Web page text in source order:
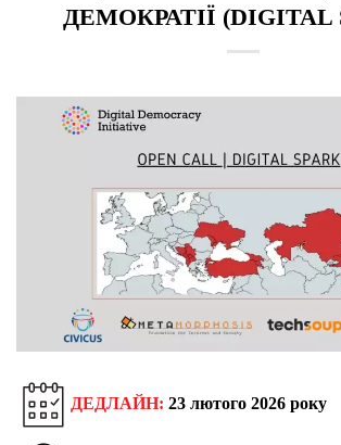
ДЕМОКРАТІЇ (DIGITAL
ДЕДЛАЙН: 23 лютого 2026 року